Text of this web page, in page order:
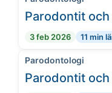
Parodontit
3 feb 2026 11 min
Parodontologi
Parodontit